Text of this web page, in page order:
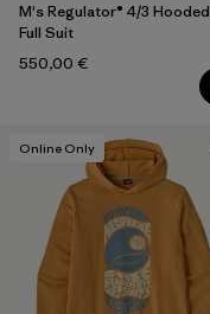
Filter by
Geschlecht
Filter by
Passform
Filter by
Farbe
Filter by
Material
M's Regulator® 4/3 Hooded
Full Suit
550,00 €
Online Only